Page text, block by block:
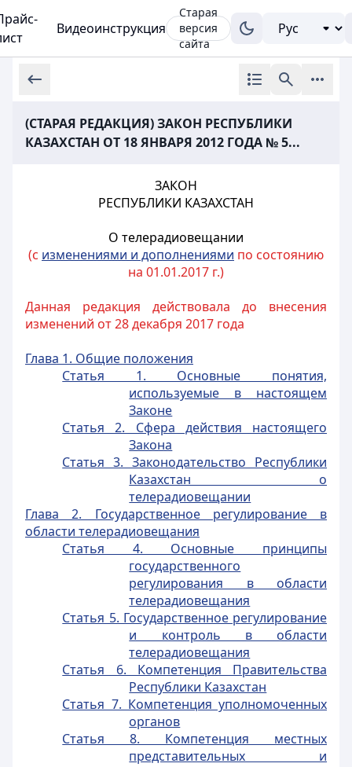
Видеоинструкция
Старая
версия
сайта
(СТАРАЯ РЕДАКЦИЯ) ЗАКОН РЕСПУБЛИКИ
КАЗАХСТАН ОТ 18 ЯНВАРЯ 2012 ГОДА № 5...
ЗАКОН
РЕСПУБЛИКИ КАЗАХСТАН
О телерадиовещании
(с изменениями и дополнениями по состоянию
на 01.01.2017 г.)
Данная редакция действовала до внесения
изменений от 28 декабря 2017 года
Глава 1. Общие положения
Статья 1. Основные понятия,
используемые в настоящем
Законе
Статья 2. Сфера действия настоящего
Закона
Статья 3. Законодательство Республики
Казахстан о
телерадиовещании
Глава 2. Государственное регулирование в
области телерадиовещания
Статья 4. Основные принципы
государственного
регулирования в области
телерадиовещания
Статья 5. Государственное регулирование
и контроль в области
телерадиовещания
Статья 6. Компетенция Правительства
Республики Казахстан
Статья 7. Компетенция уполномоченных
органов
Статья 8. Компетенция местных
представительных и